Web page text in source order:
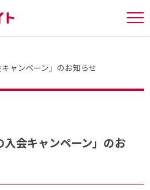
ャンペーン」のお知らせ
会キャンペーン」のお